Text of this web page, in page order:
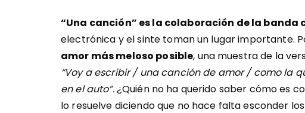
“Una canción” es la colaboración de la banda
electrónica y el sinte toman un lugar importante.
amor más meloso posible, una muestra de la
“Voy a escribir / una canción de amor / como la
en el auto”.¿Quién no ha querido saber cómo es
lo resuelve diciendo que no hace falta esconder